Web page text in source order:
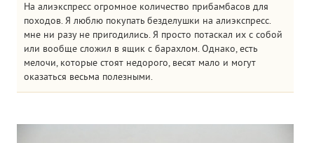
На алиэкспресс огромное количество прибамбасов для
походов. Я люблю покупать безделушки на алиэкспресс.
мне ни разу не пригодились. Я просто потаскал их с собой
или вообще сложил в ящик с барахлом. Однако, есть
мелочи, которые стоят недорого, весят мало и могут
оказаться весьма полезными.